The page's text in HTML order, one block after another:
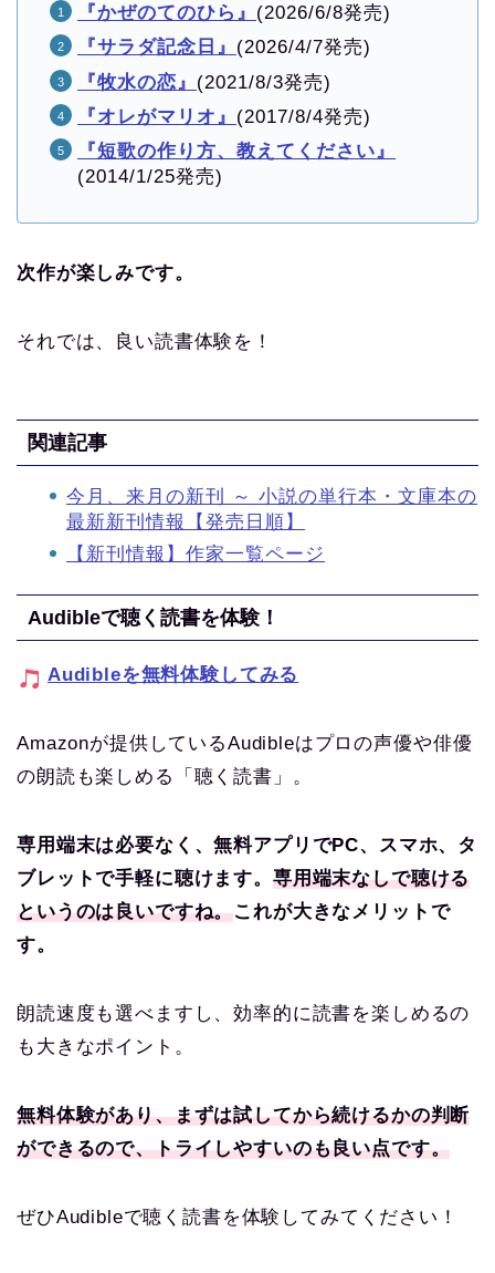
『かぜのてのひら』 (2026/6/8発売)
『サラダ記念日』 (2026/4/7発売)
『牧水の恋』 (2021/8/3発売)
『オレがマリオ』 (2017/8/4発売)
『短歌の作り方、教えてください』
(2014/1/25発売)
次作が楽しみです。
それでは、良い読書体験を！
関連記事
今月、来月の新刊 ～ 小説の単行本・文庫本の
最新新刊情報【発売日順】
【新刊情報】作家一覧ページ
Audibleで聴く読書を体験！
Audibleを無料体験してみる
Amazonが提供しているAudibleはプロの声優や俳優
の朗読も楽しめる「聴く読書」。
専用端末は必要なく、無料アプリでPC、スマホ、タ
ブレットで手軽に聴けます。 専用端末なしで聴ける
というのは良いですね。これが大きなメリットで
す。
朗読速度も選べますし、効率的に読書を楽しめるの
も大きなポイント。
無料体験があり、まずは試してから続けるかの判断
ができるので、トライしやすいのも良い点です。
ぜひAudibleで聴く読書を体験してみてください！